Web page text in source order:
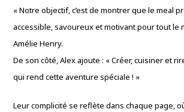
« Notre objectif, c’est de montrer que le meal
accessible, savoureux et motivant pour tout le
Amélie Henry.
De son côté, Alex ajoute : « Créer, cuisiner et
qui rend cette aventure spéciale ! »
Leur complicité se reflète dans chaque page,